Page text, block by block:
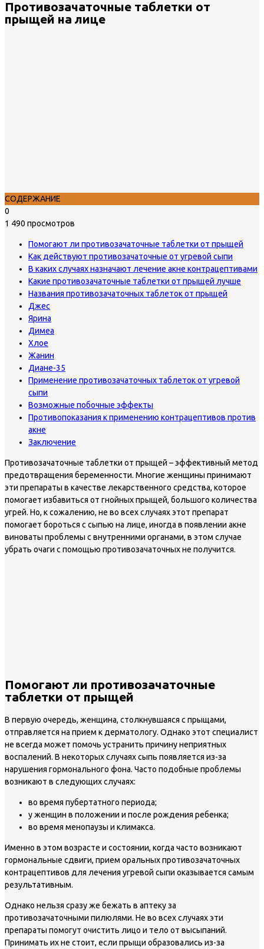
Противозачаточные таблетки от
прыщей на лице
СОДЕРЖАНИЕ
0
1 490 просмотров
Помогают ли противозачаточные таблетки от прыщей
Как действуют противозачаточные от угревой сыпи
В каких случаях назначают лечение акне контрацептивами
Какие противозачаточные таблетки от прыщей лучше
Названия противозачаточных таблеток от прыщей
Джес
Ярина
Димеа
Хлое
Жанин
Диане-35
Применение противозачаточных таблеток от угревой
сыпи
Возможные побочные эффекты
Противопоказания к применению контрацептивов против
акне
Заключение
Противозачаточные таблетки от прыщей – эффективный метод
предотвращения беременности. Многие женщины принимают
эти препараты в качестве лекарственного средства, которое
помогает избавиться от гнойных прыщей, большого количества
угрей. Но, к сожалению, не во всех случаях этот препарат
помогает бороться с сыпью на лице, иногда в появлении акне
виноваты проблемы с внутренними органами, в этом случае
убрать очаги с помощью противозачаточных не получится.
Помогают ли противозачаточные
таблетки от прыщей
В первую очередь, женщина, столкнувшаяся с прыщами,
отправляется на прием к дерматологу. Однако этот специалист
не всегда может помочь устранить причину неприятных
воспалений. В некоторых случаях сыпь появляется из-за
нарушения гормонального фона. Часто подобные проблемы
возникают в следующих случаях:
во время пубертатного периода;
у женщин в положении и после рождения ребенка;
во время менопаузы и климакса.
Именно в этом возрасте и состоянии, когда часто возникают
гормональные сдвиги, прием оральных противозачаточных
контрацептивов для лечения угревой сыпи оказывается самым
результативным.
Однако нельзя сразу же бежать в аптеку за
противозачаточными пилюлями. Не во всех случаях эти
препараты помогут очистить лицо и тело от высыпаний.
Принимать их не стоит, если прыщи образовались из-за